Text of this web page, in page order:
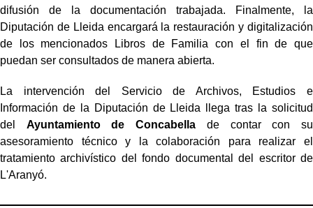
difusión de la documentación trabajada. Finalmente, la
Diputación de Lleida encargará la restauración y digitalización
de los mencionados Libros de Familia con el fin de que
puedan ser consultados de manera abierta.
La intervención del Servicio de Archivos, Estudios e
Información de la Diputación de Lleida llega tras la solicitud
del Ayuntamiento de Concabella de contar con su
asesoramiento técnico y la colaboración para realizar el
tratamiento archivístico del fondo documental del escritor de
L'Aranyó.